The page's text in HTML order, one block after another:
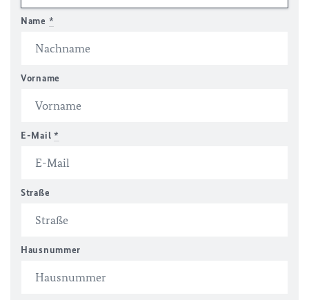
Name *
Vorname
E-Mail *
Straße
Hausnummer